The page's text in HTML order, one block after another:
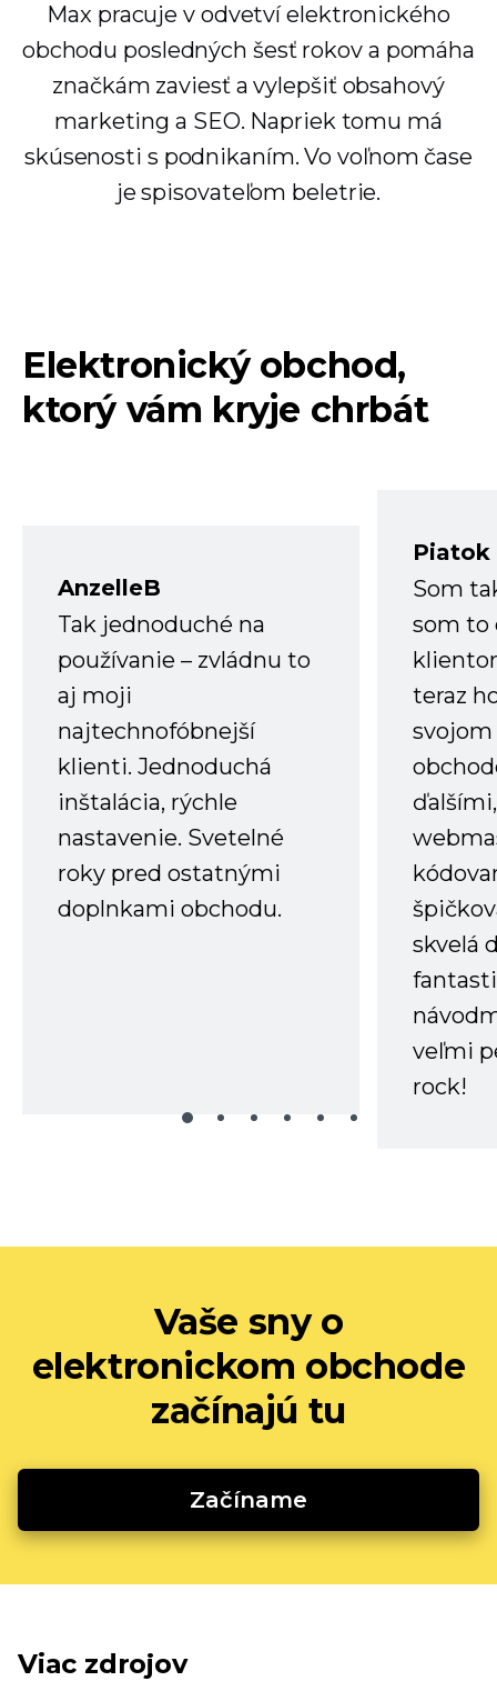
Max pracuje v odvetví elektronického
obchodu posledných šesť rokov a pomáha
značkám zaviesť a vylepšiť obsahový
marketing a SEO. Napriek tomu má
skúsenosti s podnikaním. Vo voľnom čase
je spisovateľom beletrie.
Elektronický obchod,
ktorý vám kryje chrbát
AnzelleB
Tak jednoduché na
používanie – zvládnu to
aj moji
najtechnofóbnejší
klienti. Jednoduchá
inštalácia, rýchle
nastavenie. Svetelné
roky pred ostatnými
doplnkami obchodu.
Piatok
Som
som to
teraz
skvelá
veľmi
rock!
Vaše sny o
elektronickom obchode
začínajú tu
Začíname
Viac zdrojov